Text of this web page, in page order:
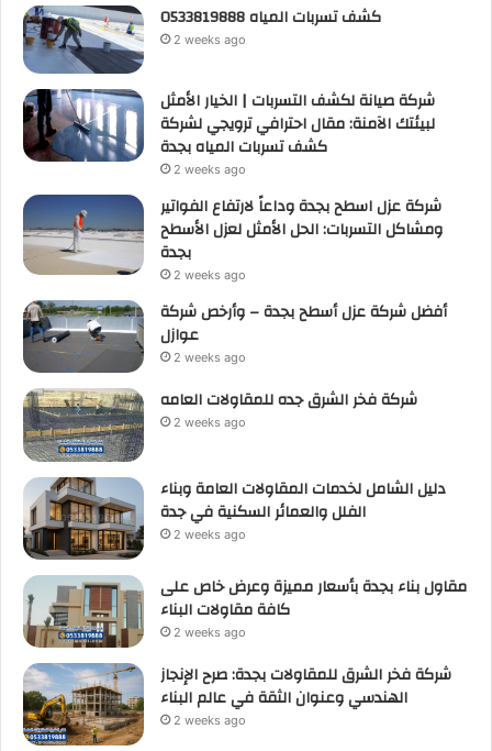
كشف تسربات المياه 0533819888
2 weeks ago
شركة صيانة لكشف التسربات | الخيار الأمثل
لبيئتك الآمنة: مقال احترافي ترويجي لشركة
كشف تسربات المياه بجدة
2 weeks ago
شركة عزل اسطح بجدة وداعاً لارتفاع الفواتير
ومشاكل التسربات: الحل الأمثل لعزل الأسطح
بجدة
2 weeks ago
أفضل شركة عزل أسطح بجدة – وأرخص شركة
عوازل
2 weeks ago
شركة فخر الشرق جده للمقاولات العامه
2 weeks ago
دليل الشامل لخدمات المقاولات العامة وبناء
الفلل والعمائر السكنية في جدة
2 weeks ago
مقاول بناء بجدة بأسعار مميزة وعرض خاص على
كافة مقاولات البناء
2 weeks ago
شركة فخر الشرق للمقاولات بجدة: صرح الإنجاز
الهندسي وعنوان الثقة في عالم البناء
2 weeks ago